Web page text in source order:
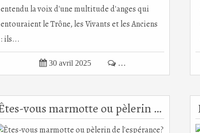
entendu la voix d'une multitude d'anges qui
entouraient le Trône, les Vivants et les Anciens
: ils...
 30 avril 2025  …
Êtes-vous marmotte ou pèlerin de l'espérance? Présentation de Jésus au Temple (2.02.2025)